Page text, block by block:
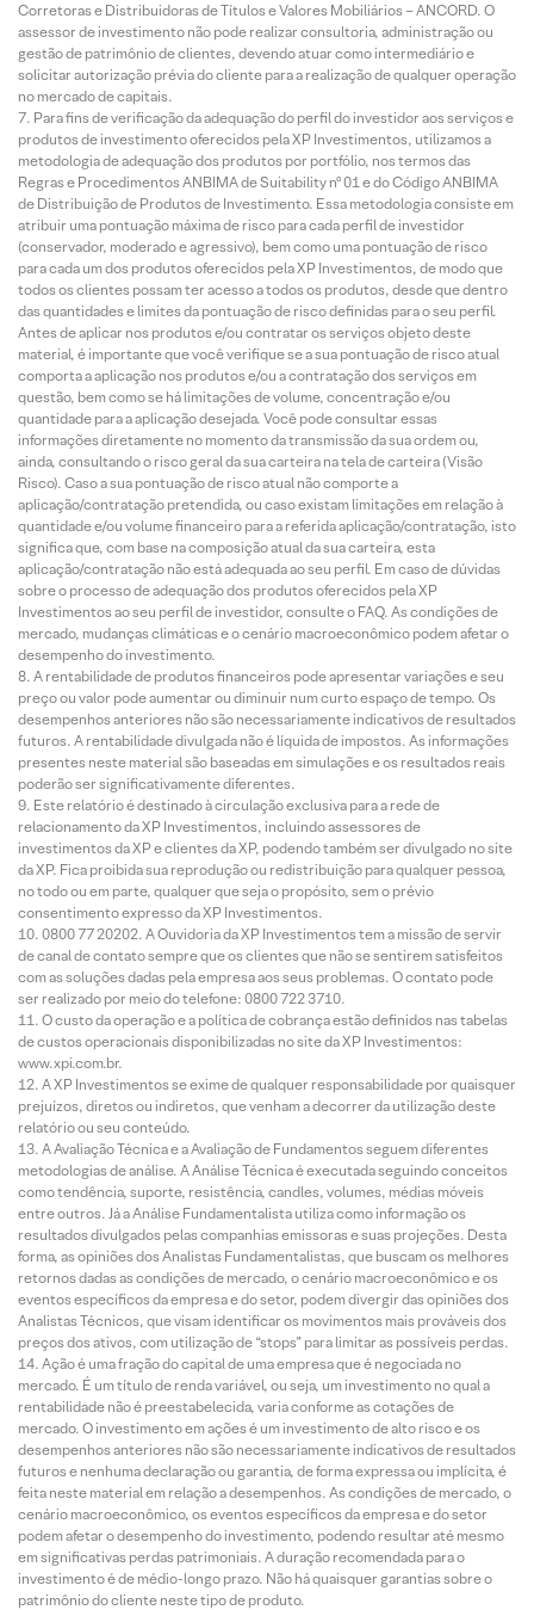
Corretoras e Distribuidoras de Títulos e Valores Mobiliários – ANCORD. O
assessor de investimento não pode realizar consultoria, administração ou
gestão de patrimônio de clientes, devendo atuar como intermediário e
solicitar autorização prévia do cliente para a realização de qualquer operação
no mercado de capitais.
Para fins de verificação da adequação do perfil do investidor aos serviços e
produtos de investimento oferecidos pela XP Investimentos, utilizamos a
metodologia de adequação dos produtos por portfólio, nos termos das
Regras e Procedimentos ANBIMA de Suitability nº 01 e do Código ANBIMA
de Distribuição de Produtos de Investimento. Essa metodologia consiste em
atribuir uma pontuação máxima de risco para cada perfil de investidor
(conservador, moderado e agressivo), bem como uma pontuação de risco
para cada um dos produtos oferecidos pela XP Investimentos, de modo que
todos os clientes possam ter acesso a todos os produtos, desde que dentro
das quantidades e limites da pontuação de risco definidas para o seu perfil.
Antes de aplicar nos produtos e/ou contratar os serviços objeto deste
material, é importante que você verifique se a sua pontuação de risco atual
comporta a aplicação nos produtos e/ou a contratação dos serviços em
questão, bem como se há limitações de volume, concentração e/ou
quantidade para a aplicação desejada. Você pode consultar essas
informações diretamente no momento da transmissão da sua ordem ou,
ainda, consultando o risco geral da sua carteira na tela de carteira (Visão
Risco). Caso a sua pontuação de risco atual não comporte a
aplicação/contratação pretendida, ou caso existam limitações em relação à
quantidade e/ou volume financeiro para a referida aplicação/contratação, isto
significa que, com base na composição atual da sua carteira, esta
aplicação/contratação não está adequada ao seu perfil. Em caso de dúvidas
sobre o processo de adequação dos produtos oferecidos pela XP
Investimentos ao seu perfil de investidor, consulte o FAQ. As condições de
mercado, mudanças climáticas e o cenário macroeconômico podem afetar o
desempenho do investimento.
A rentabilidade de produtos financeiros pode apresentar variações e seu
preço ou valor pode aumentar ou diminuir num curto espaço de tempo. Os
desempenhos anteriores não são necessariamente indicativos de resultados
futuros. A rentabilidade divulgada não é líquida de impostos. As informações
presentes neste material são baseadas em simulações e os resultados reais
poderão ser significativamente diferentes.
Este relatório é destinado à circulação exclusiva para a rede de
relacionamento da XP Investimentos, incluindo assessores de
investimentos da XP e clientes da XP, podendo também ser divulgado no site
da XP. Fica proibida sua reprodução ou redistribuição para qualquer pessoa,
no todo ou em parte, qualquer que seja o propósito, sem o prévio
consentimento expresso da XP Investimentos.
0800 77 20202. A Ouvidoria da XP Investimentos tem a missão de servir
de canal de contato sempre que os clientes que não se sentirem satisfeitos
com as soluções dadas pela empresa aos seus problemas. O contato pode
ser realizado por meio do telefone: 0800 722 3710.
O custo da operação e a política de cobrança estão definidos nas tabelas
de custos operacionais disponibilizadas no site da XP Investimentos:
www.xpi.com.br.
A XP Investimentos se exime de qualquer responsabilidade por quaisquer
prejuízos, diretos ou indiretos, que venham a decorrer da utilização deste
relatório ou seu conteúdo.
A Avaliação Técnica e a Avaliação de Fundamentos seguem diferentes
metodologias de análise. A Análise Técnica é executada seguindo conceitos
como tendência, suporte, resistência, candles, volumes, médias móveis
entre outros. Já a Análise Fundamentalista utiliza como informação os
resultados divulgados pelas companhias emissoras e suas projeções. Desta
forma, as opiniões dos Analistas Fundamentalistas, que buscam os melhores
retornos dadas as condições de mercado, o cenário macroeconômico e os
eventos específicos da empresa e do setor, podem divergir das opiniões dos
Analistas Técnicos, que visam identificar os movimentos mais prováveis dos
preços dos ativos, com utilização de “stops” para limitar as possíveis perdas.
Ação é uma fração do capital de uma empresa que é negociada no
mercado. É um título de renda variável, ou seja, um investimento no qual a
rentabilidade não é preestabelecida, varia conforme as cotações de
mercado. O investimento em ações é um investimento de alto risco e os
desempenhos anteriores não são necessariamente indicativos de resultados
futuros e nenhuma declaração ou garantia, de forma expressa ou implícita, é
feita neste material em relação a desempenhos. As condições de mercado, o
cenário macroeconômico, os eventos específicos da empresa e do setor
podem afetar o desempenho do investimento, podendo resultar até mesmo
em significativas perdas patrimoniais. A duração recomendada para o
investimento é de médio-longo prazo. Não há quaisquer garantias sobre o
patrimônio do cliente neste tipo de produto.